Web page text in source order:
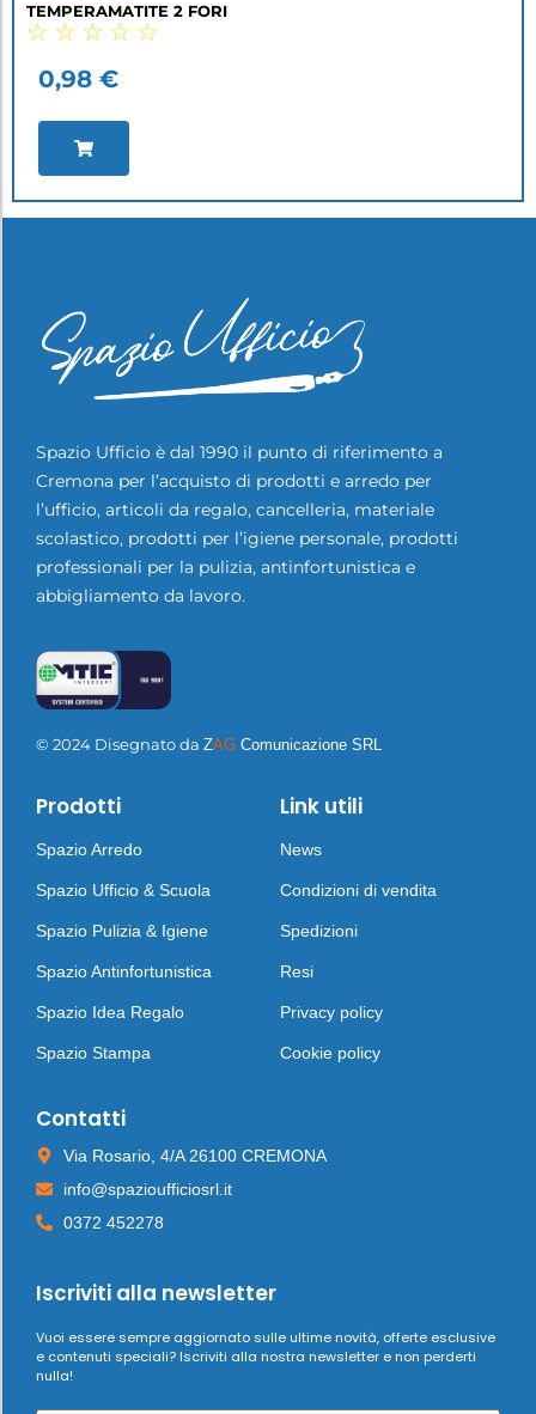
TEMPERAMATITE 2 FORI
☆ ☆ ☆ ☆ ☆
0,98 €
Spazio Ufficio è dal 1990 il punto di riferimento a
Cremona per l’acquisto di prodotti e arredo per
l’ufficio, articoli da regalo, cancelleria, materiale
scolastico, prodotti per l’igiene personale, prodotti
professionali per la pulizia, antinfortunistica e
abbigliamento da lavoro.
© 2024 Disegnato da ZAG Comunicazione SRL
Prodotti
Spazio Arredo
Spazio Ufficio & Scuola
Spazio Pulizia & Igiene
Spazio Antinfortunistica
Spazio Idea Regalo
Spazio Stampa
Link utili
News
Condizioni di vendita
Spedizioni
Resi
Privacy policy
Cookie policy
Contatti
Via Rosario, 4/A 26100 CREMONA
info@spazioufficiosrl.it
0372 452278
Iscriviti alla newsletter
Vuoi essere sempre aggiornato sulle ultime novità, offerte esclusive
e contenuti speciali? Iscriviti alla nostra newsletter e non perderti
nulla!